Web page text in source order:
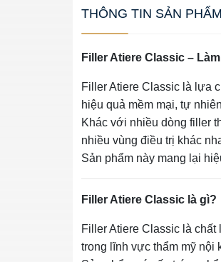
THÔNG TIN SẢN PHẨM
Filler Atiere Classic –
Filler Atiere Classic là lựa
hiệu quả mềm mại, tự
Khác với nhiều dòng filler
nhiều vùng điều trị khác
Sản phẩm này mang lại
Filler Atiere Classic là gì?
Filler Atiere Classic là chất
trong lĩnh vực thẩm mỹ nội